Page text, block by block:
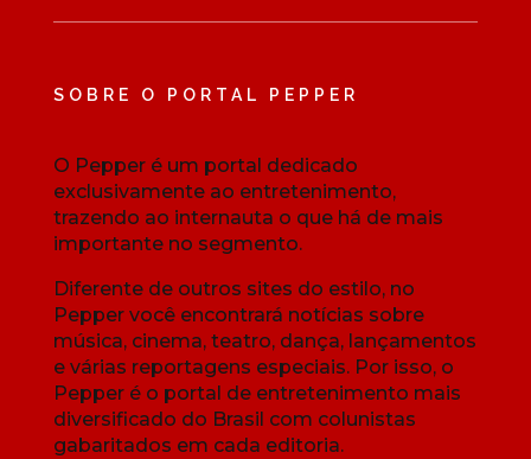
SOBRE O PORTAL PEPPER
O Pepper é um portal dedicado
exclusivamente ao entretenimento,
trazendo ao internauta o que há de mais
importante no segmento.
Diferente de outros sites do estilo, no
Pepper você encontrará notícias sobre
música, cinema, teatro, dança, lançamentos
e várias reportagens especiais. Por isso, o
Pepper é o portal de entretenimento mais
diversificado do Brasil com colunistas
gabaritados em cada editoria.